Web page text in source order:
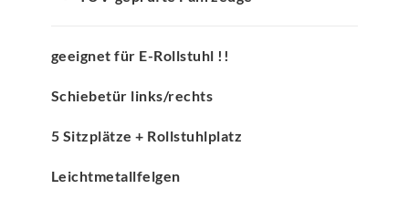
geeignet für E-Rollstuhl !!
Schiebetür links/rechts
5 Sitzplätze + Rollstuhlplatz
Leichtmetallfelgen